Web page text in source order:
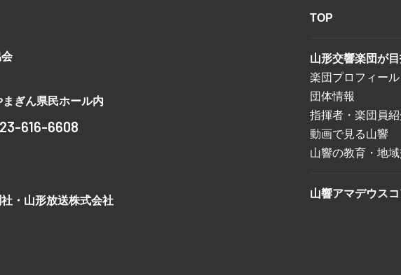
ぎん県民ホール内
616-6608
・山形放送株式会社
TOP
山形交響楽団が
楽団プロフィール
団体情報
指揮者・楽団員紹
動画で見る山響
山響の教育・地
山響アマデウス